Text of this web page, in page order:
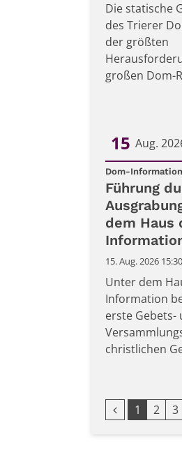
Die statische
des Trierer
der größten
großen Dom-
15 Aug.
Datum: 15.
Dom-Information
Führung
dem Haus
15. Aug. 2026
Unter dem
Information
erste Gebets-
christlichen
Vorherige
1 2 3